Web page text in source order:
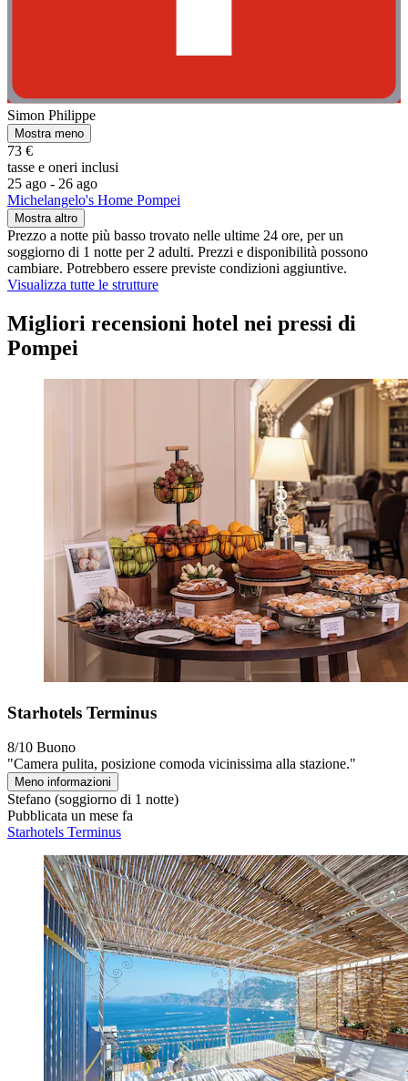
Simon Philippe
Mostra meno
73 €
tasse e oneri inclusi
25 ago - 26 ago
Michelangelo's Home Pompei
Mostra altro
Prezzo a notte più basso trovato nelle ultime 24 ore, per un
soggiorno di 1 notte per 2 adulti. Prezzi e disponibilità possono
cambiare. Potrebbero essere previste condizioni aggiuntive.
Visualizza tutte le strutture
Migliori recensioni hotel nei pressi di
Pompei
Starhotels Terminus
8/10 Buono
"Camera pulita, posizione comoda vicinissima alla stazione."
Meno informazioni
Stefano (soggiorno di 1 notte)
Pubblicata un mese fa
Starhotels Terminus